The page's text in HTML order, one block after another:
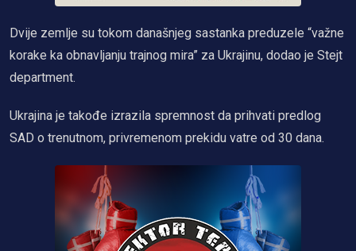
Dvije zemlje su tokom današnjeg sastanka preduzele “važne
korake ka obnavljanju trajnog mira” za Ukrajinu, dodao je Stejt
department.
Ukrajina je takođe izrazila spremnost da prihvati predlog
SAD o trenutnom, privremenom prekidu vatre od 30 dana.